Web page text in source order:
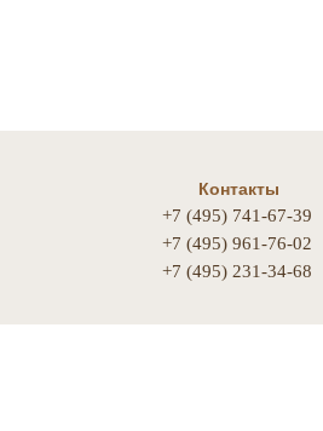
Контакты
+7 (495) 741-67-39
+7 (495) 961-76-02
+7 (495) 231-34-68